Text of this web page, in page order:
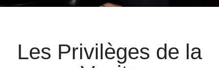
Les Privilèges de la